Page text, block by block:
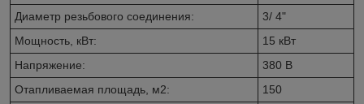
Диаметр резьбового соединения:
3/ 4"
Мощность, кВт:
15 кВт
Напряжение:
380 В
Отапливаемая площадь, м2:
150